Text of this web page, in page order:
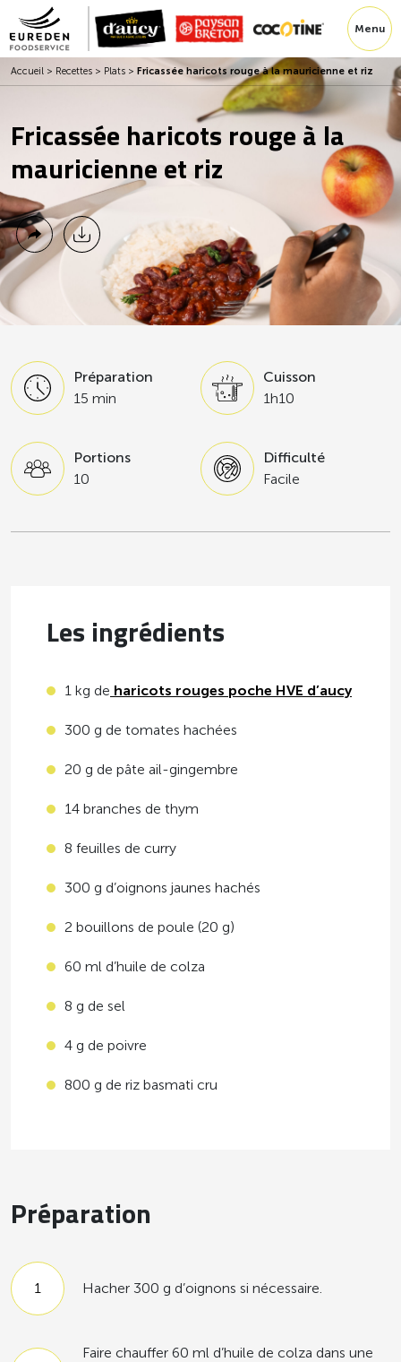
Menu
Accueil > Recettes > Plats > Fricassée haricots rouge à la mauricienne et riz
Fricassée haricots rouge à la
mauricienne et riz
Préparation
15 min
Cuisson
1h10
Portions
10
Difficulté
Facile
Les ingrédients
1 kg de haricots rouges poche HVE d’aucy
300 g de tomates hachées
20 g de pâte ail-gingembre
14 branches de thym
8 feuilles de curry
300 g d’oignons jaunes hachés
2 bouillons de poule (20 g)
60 ml d’huile de colza
8 g de sel
4 g de poivre
800 g de riz basmati cru
Préparation
Hacher 300 g d’oignons si nécessaire.
Faire chauffer 60 ml d’huile de colza dans une